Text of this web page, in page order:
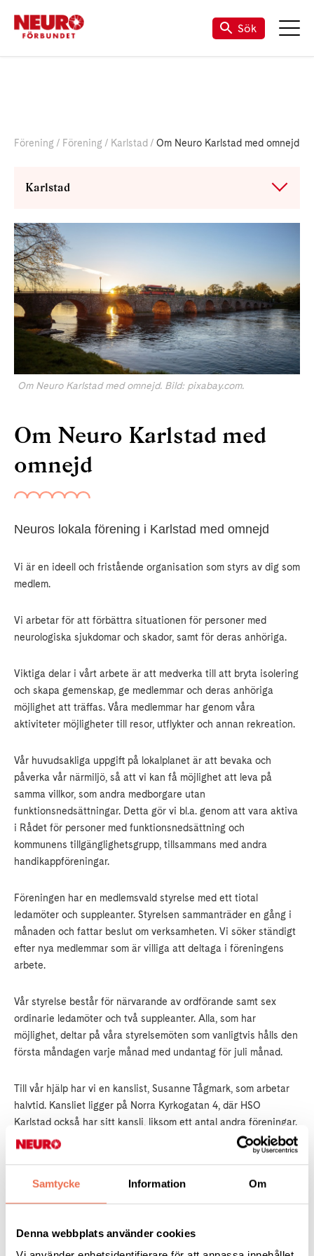
Samtycke Information Om
Denna webbplats använder cookies
Till vår Facebook-sida
Sök
Förening Förening Karlstad Om Neuro Karlstad med omnejd
Karlstad
Om Neuro Karlstad med omnejd. Bild: pixabay.com.
Om Neuro Karlstad med
omnejd
Neuros lokala förening i Karlstad med omnejd
Vi är en ideell och fristående organisation som styrs av dig som
medlem.
Vi arbetar för att förbättra situationen för personer med
neurologiska sjukdomar och skador, samt för deras anhöriga.
Viktiga delar i vårt arbete är att medverka till att bryta isolering
och skapa gemenskap, ge medlemmar och deras anhöriga
möjlighet att träffas. Våra medlemmar har genom våra
aktiviteter möjligheter till resor, utflykter och annan rekreation.
Vår huvudsakliga uppgift på lokalplanet är att bevaka och
påverka vår närmiljö, så att vi kan få möjlighet att leva på
samma villkor, som andra medborgare utan
funktionsnedsättningar. Detta gör vi bl.a. genom att vara aktiva
i Rådet för personer med funktionsnedsättning och
kommunens tillgänglighetsgrupp, tillsammans med andra
handikappföreningar.
Föreningen har en medlemsvald styrelse med ett tiotal
ledamöter och suppleanter. Styrelsen sammanträder en gång i
månaden och fattar beslut om verksamheten. Vi söker ständigt
efter nya medlemmar som är villiga att deltaga i föreningens
arbete.
Vår styrelse består för närvarande av ordförande samt sex
ordinarie ledamöter och två suppleanter. Alla, som har
möjlighet, deltar på våra styrelsemöten som vanligtvis hålls den
första måndagen varje månad med undantag för juli månad.
Till vår hjälp har vi en kanslist, Susanne Tågmark, som arbetar
halvtid. Kansliet ligger på Norra Kyrkogatan 4, där HSO
Karlstad också har sitt kansli, liksom ett antal andra föreningar.
eller flera "handtag". Vi i styrelsen är begränsade i våra
sämre ställt med orken. Tillammans kan vi förverkliga mera och